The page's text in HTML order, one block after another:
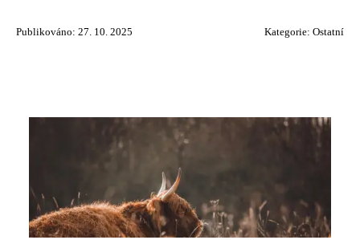
Publikováno: 27. 10. 2025 Kategorie: Ostatní